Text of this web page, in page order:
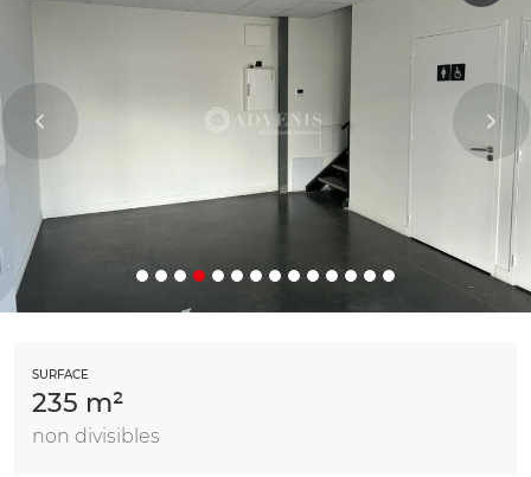
SURFACE
235 m²
non divisibles